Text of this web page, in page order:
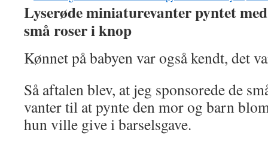
Lyserøde miniaturevanter pyntet
små roser i knop
Kønnet på babyen var også kendt, det
Så aftalen blev, at jeg sponsorede de
vanter til at pynte den mor og barn
hun ville give i barselsgave.